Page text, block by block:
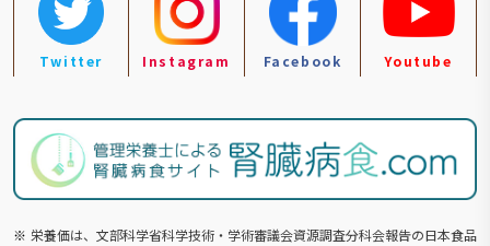
Twitter Instagram Facebook Youtube
※ 栄養価は、文部科学省科学技術・学術審議会資源調査分科会報告の⽇本食品